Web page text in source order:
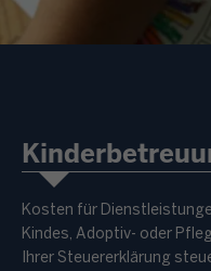
Kosten für
Kindes, Adoptiv- oder
Ihrer Steuererklärung